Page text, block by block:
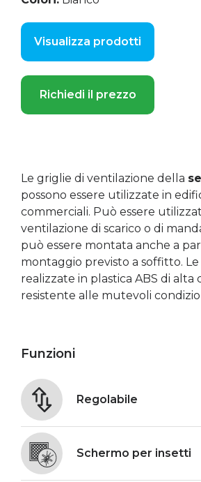
Visualizza prodotti
Richiedi il prezzo
Le griglie di ventilazione della
possono essere utilizzate in
commerciali. Può essere
ventilazione di scarico o di
può essere montata anche a
montaggio previsto a soffitto.
realizzate in plastica ABS di alta
resistente alle mutevoli
Funzioni
Regolabile
Schermo per insetti